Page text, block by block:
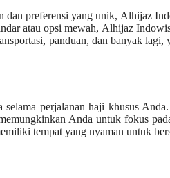
preferensi yang unik, Alhijaz
atau opsi mewah, Alhijaz
panduan, dan banyak
perjalanan haji khusus
Anda untuk fokus
tempat yang nyaman untuk